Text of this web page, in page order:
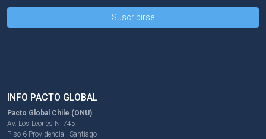
INFO PACTO GLOBAL
Pacto Global Chile (ONU)
Av. Los Leones N°745
Piso 6 Providencia - Santiago